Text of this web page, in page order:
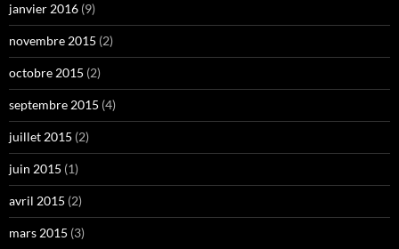
janvier 2016 (9)
novembre 2015 (2)
octobre 2015 (2)
septembre 2015 (4)
juillet 2015 (2)
juin 2015 (1)
avril 2015 (2)
mars 2015 (3)